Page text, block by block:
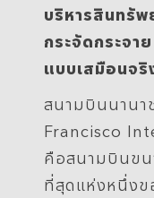
บริหารสินทรั
กระจัดกระจา
แบบเสมือนจริ
สนามบินนานา
Francisco
คือสนามบินข
ที่สุดแห่งหนึ่งข